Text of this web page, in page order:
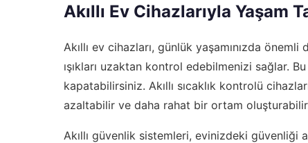
Akıllı Ev Cihazlarıyla Yaşam
Akıllı ev cihazları, günlük yaşamınızda
ışıkları uzaktan kontrol edebilmenizi sağlar.
kapatabilirsiniz. Akıllı sıcaklık kontrolü
azaltabilir ve daha rahat bir ortam
Akıllı güvenlik sistemleri, evinizdeki güvenliği